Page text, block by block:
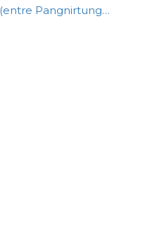
(entre Pangnirtung…